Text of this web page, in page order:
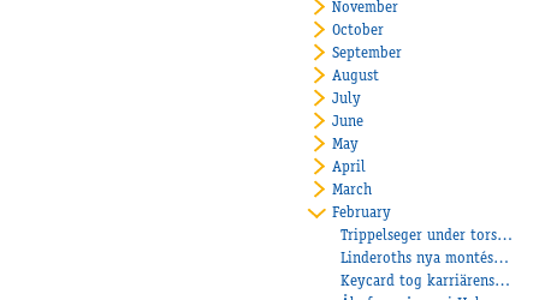
November
October
September
August
July
June
May
April
March
February
Trippelseger under torsdagen!
Linderoths nya montéstjärna!
Keycard tog karriärens första seger!